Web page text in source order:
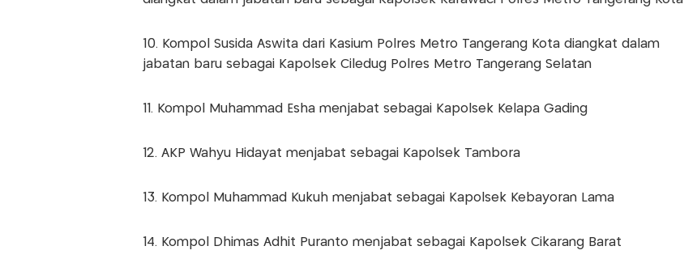
10. Kompol Susida Aswita dari Kasium Polres Metro Tangerang Kota diangkat dalam
jabatan baru sebagai Kapolsek Ciledug Polres Metro Tangerang Selatan
11. Kompol Muhammad Esha menjabat sebagai Kapolsek Kelapa Gading
12. AKP Wahyu Hidayat menjabat sebagai Kapolsek Tambora
13. Kompol Muhammad Kukuh menjabat sebagai Kapolsek Kebayoran Lama
14. Kompol Dhimas Adhit Puranto menjabat sebagai Kapolsek Cikarang Barat